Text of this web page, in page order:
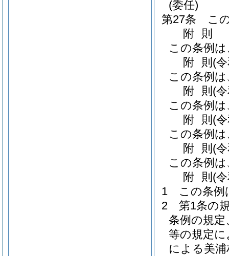
(委任)
第27条
こ
附 則
この条例
附 則 (
この条例
附 則 (
この条例
附 則 (
この条例
附 則 (
この条例
附 則 (
1
この条例
2
第1条の
条例の規定
等の規定
による美